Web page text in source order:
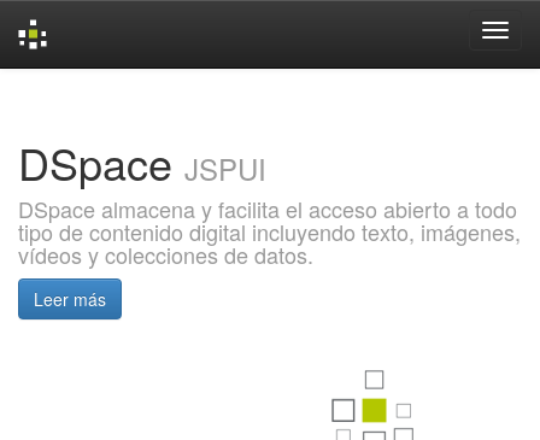
DSpace JSPUI
DSpace almacena y facilita el acceso abierto a todo
tipo de contenido digital incluyendo texto, imágenes,
vídeos y colecciones de datos.
Leer más